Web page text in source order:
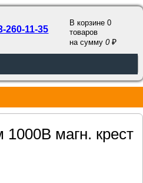
260-11-35
В корзине 0
товаров
на сумму0
магн. крест